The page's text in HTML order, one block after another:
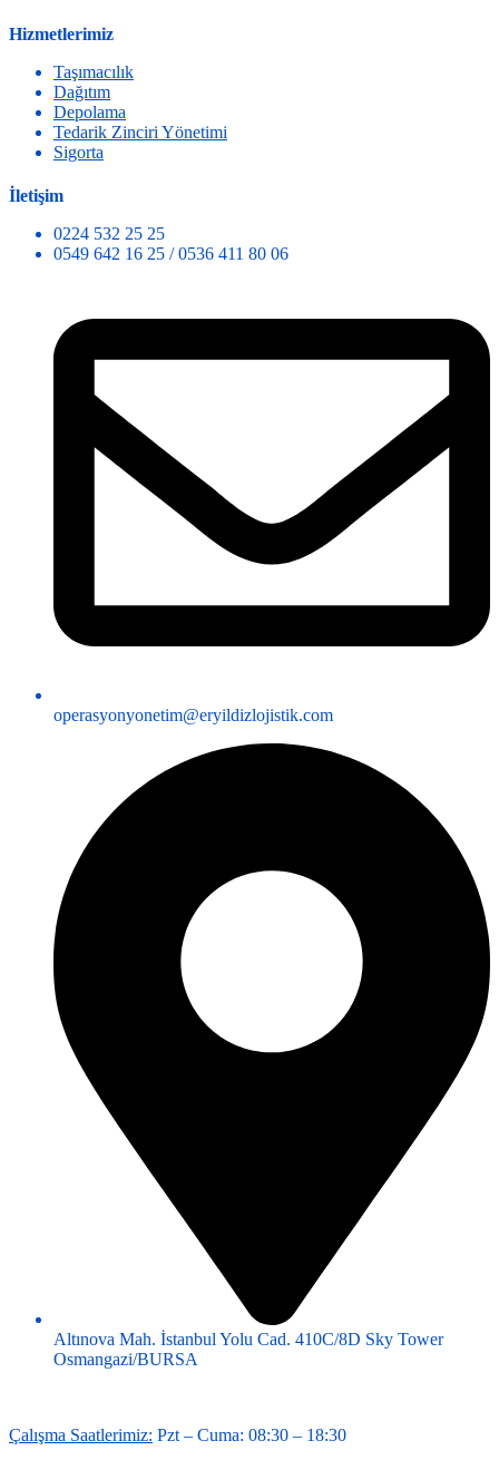
Hizmetlerimiz
Taşımacılık
Dağıtım
Depolama
Tedarik Zinciri Yönetimi
Sigorta
İletişim
0224 532 25 25
0549 642 16 25 / 0536 411 80 06
operasyonyonetim@eryildizlojistik.com
Altınova Mah. İstanbul Yolu Cad. 410C/8D Sky Tower
Osmangazi/BURSA
Çalışma Saatlerimiz: Pzt – Cuma: 08:30 – 18:30